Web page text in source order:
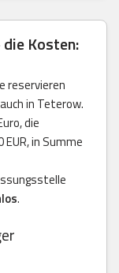
Kosten:
reservieren
in Teterow.
die
in Summe
.